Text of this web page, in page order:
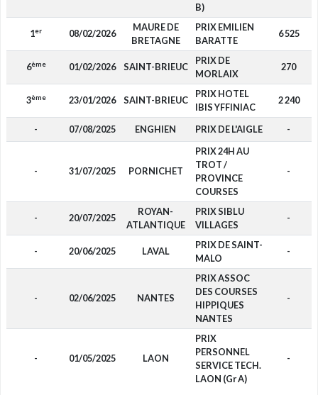
B)
1er 08/02/2026
MAURE DE
BRETAGNE
PRIX EMILIEN
BARATTE
6 525
6ème 01/02/2026 SAINT-BRIEUC
PRIX DE
MORLAIX
270
3ème 23/01/2026 SAINT-BRIEUC
PRIX HOTEL
IBIS YFFINIAC
2 240
- 07/08/2025 ENGHIEN PRIX DE L'AIGLE -
- 31/07/2025 PORNICHET
PRIX 24H AU
TROT /
PROVINCE
COURSES
-
- 20/07/2025
ROYAN-
ATLANTIQUE
PRIX SIBLU
VILLAGES
-
- 20/06/2025 LAVAL
PRIX DE SAINT-
MALO
-
- 02/06/2025 NANTES
PRIX ASSOC
DES COURSES
HIPPIQUES
NANTES
-
- 01/05/2025 LAON
PRIX
PERSONNEL
SERVICE TECH.
LAON (Gr A)
-